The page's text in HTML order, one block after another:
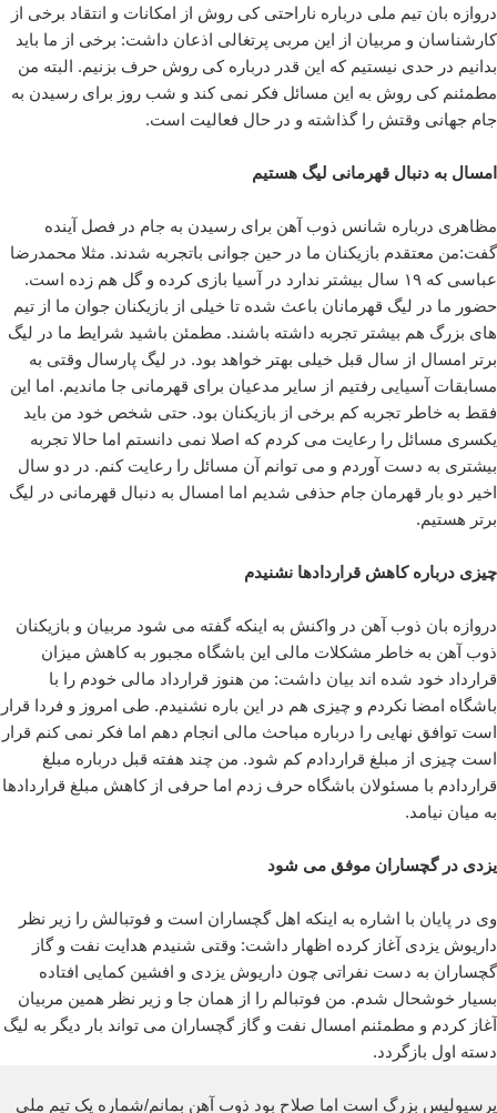
دروازه بان تیم ملی درباره ناراحتی کی روش از امکانات و انتقاد برخی از
کارشناسان و مربیان از این مربی پرتغالی اذعان داشت: برخی از ما باید
بدانیم در حدی نیستیم که این قدر درباره کی روش حرف بزنیم. البته من
مطمئنم کی روش به این مسائل فکر نمی کند و شب روز برای رسیدن به
جام جهانی وقتش را گذاشته و در حال فعالیت است.
امسال به دنبال قهرمانی لیگ هستیم
مظاهری درباره شانس ذوب آهن برای رسیدن به جام در فصل آینده
گفت:من معتقدم بازیکنان ما در حین جوانی باتجربه شدند. مثلا محمدرضا
عباسی که ۱۹ سال بیشتر ندارد در آسیا بازی کرده و گل هم زده است.
حضور ما در لیگ قهرمانان باعث شده تا خیلی از بازیکنان جوان ما از تیم
های بزرگ هم بیشتر تجربه داشته باشند. مطمئن باشید شرایط ما در لیگ
برتر امسال از سال قبل خیلی بهتر خواهد بود. در لیگ پارسال وقتی به
مسابقات آسیایی رفتیم از سایر مدعیان برای قهرمانی جا ماندیم. اما این
فقط به خاطر تجربه کم برخی از بازیکنان بود. حتی شخص خود من باید
یکسری مسائل را رعایت می کردم که اصلا نمی دانستم اما حالا تجربه
بیشتری به دست آوردم و می توانم آن مسائل را رعایت کنم. در دو سال
اخیر دو بار قهرمان جام حذفی شدیم اما امسال به دنبال قهرمانی در لیگ
برتر هستیم.
چیزی درباره کاهش قراردادها نشنیدم
دروازه بان ذوب آهن در واکنش به اینکه گفته می شود مربیان و بازیکنان
ذوب آهن به خاطر مشکلات مالی این باشگاه مجبور به کاهش میزان
قرارداد خود شده اند بیان داشت: من هنوز قرارداد مالی خودم را با
باشگاه امضا نکردم و چیزی هم در این باره نشنیدم. طی امروز و فردا قرار
است توافق نهایی را درباره مباحث مالی انجام دهم اما فکر نمی کنم قرار
است چیزی از مبلغ قراردادم کم شود. من چند هفته قبل درباره مبلغ
قراردادم با مسئولان باشگاه حرف زدم اما حرفی از کاهش مبلغ قراردادها
به میان نیامد.
یزدی در گچساران موفق می شود
وی در پایان با اشاره به اینکه اهل گچساران است و فوتبالش را زیر نظر
داریوش یزدی آغاز کرده اظهار داشت: وقتی شنیدم هدایت نفت و گاز
گچساران به دست نفراتی چون داریوش یزدی و افشین کمایی افتاده
بسیار خوشحال شدم. من فوتبالم را از همان جا و زیر نظر همین مربیان
آغاز کردم و مطمئنم امسال نفت و گاز گچساران می تواند بار دیگر به لیگ
دسته اول بازگردد.
پرسپولیس بزرگ است اما صلاح بود ذوب آهن بمانم/شماره یک تیم ملی